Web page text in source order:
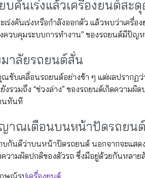
บคันเร่งแล้วเครื่องยนต์สะดุ
ร่งคันเร่งหรือกำลังออกตัว แล้วพบว่าเครื่อ
ควบคุมระบบการทำงาน” ของรถยนต์มีปัญ
มาลัยรถยนต์สั่น
ขับเคลื่อนรถยนต์อย่างช้า ๆ แต่ผลปรากฏว่
รวมถึง “ช่วงล่าง” ของรถยนต์เกิดความผิ
นทันที
าณเตือนบนหน้าปัดรถยนต์
บกันดีว่าบนหน้าปัดรถยนต์ นอกจากจะแสด
ความผิดปกติของตัวรถ ซึ่งมีอยู่ด้วยกันหล
ษณ์รูปเครื่องยนต์